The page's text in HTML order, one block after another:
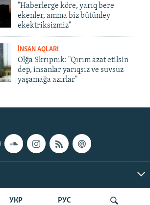
УКР РУС
"Haberlerge köre, yarıq bere
ekenler, amma biz bütünley
ekektriksizmiz"
İNSAN AQLARI
Olğa Skrıpnık: "Qırım azat etilsin
dep, insanlar yarıqsız ve suvsuz
yaşamağa azırlar"
© Qırım.Aqiqat, 2026 | All Rights Reserved.